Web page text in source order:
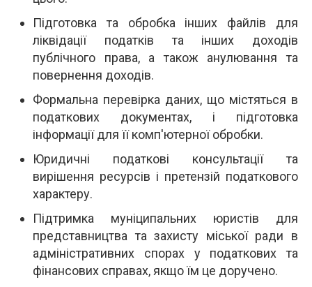
Підготовка та обробка інших файлів для
ліквідації податків та інших доходів
публічного права, а також анулювання та
повернення доходів.
Формальна перевірка даних, що містяться в
податкових документах, і підготовка
інформації для її комп'ютерної обробки.
Юридичні податкові консультації та
вирішення ресурсів і претензій податкового
характеру.
Підтримка муніципальних юристів для
представництва та захисту міської ради в
адміністративних спорах у податкових та
фінансових справах, якщо їм це доручено.